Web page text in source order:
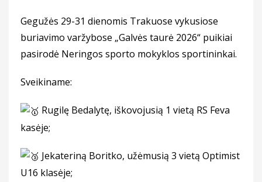
Gegužės 29-31 dienomis Trakuose vykusiose
buriavimo varžybose „Galvės taurė 2026“ puikiai
pasirodė Neringos sporto mokyklos sportininkai.
Sveikiname:
Rugilę Bedalytę, iškovojusią 1 vietą RS Feva
kasėje;
Jekateriną Boritko, užėmusią 3 vietą Optimist
U16 klasėje;